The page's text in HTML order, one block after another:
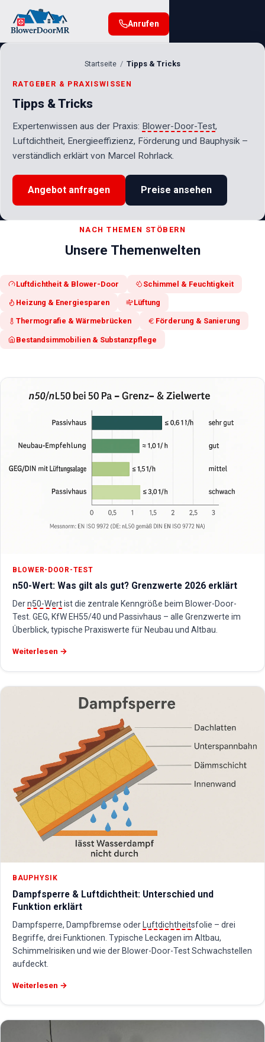
Anrufen
Startseite Tipps & Tricks
RATGEBER & PRAXISWISSEN
Tipps & Tricks
Expertenwissen aus der Praxis: Blower-Door-Test,
Luftdichtheit, Energieeffizienz, Förderung und Bauphysik –
verständlich erklärt von Marcel Rohrlack.
Angebot anfragen Preise ansehen
NACH THEMEN STÖBERN
Unsere Themenwelten
Luftdichtheit & Blower-Door Schimmel & Feuchtigkeit
Heizung & Energiesparen Lüftung
Thermografie & Wärmebrücken Förderung & Sanierung
Bestandsimmobilien & Substanzpflege
BLOWER-DOOR-TEST
n50-Wert: Was gilt als gut? Grenzwerte 2026 erklärt
Dern50-Wertist die zentrale Kenngröße beim Blower-Door-
Test. GEG, KfW EH55/40 und Passivhaus – alle Grenzwerte im
Überblick, typische Praxiswerte für Neubau und Altbau.
Weiterlesen →
BAUPHYSIK
Dampfsperre & Luftdichtheit: Unterschied und
Funktion erklärt
Dampfsperre, Dampfbremse oder Luftdichtheitsfolie – drei
Begriffe, drei Funktionen. Typische Leckagen im Altbau,
Schimmelrisiken und wie der Blower-Door-Test Schwachstellen
aufdeckt.
Weiterlesen →